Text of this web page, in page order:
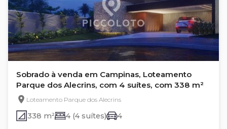
Sobrado à venda em Campinas, Loteamento
Parque dos Alecrins, com 4 suítes, com 338 m²
Loteamento Parque dos Alecrins
338 m² 4 (4 suítes) 4